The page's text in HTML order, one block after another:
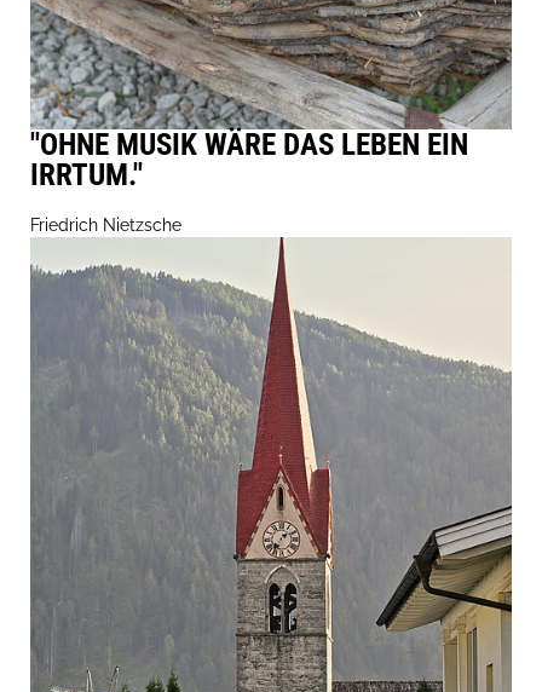
"OHNE MUSIK WÄRE DAS LEBEN EIN
IRRTUM."
Friedrich Nietzsche